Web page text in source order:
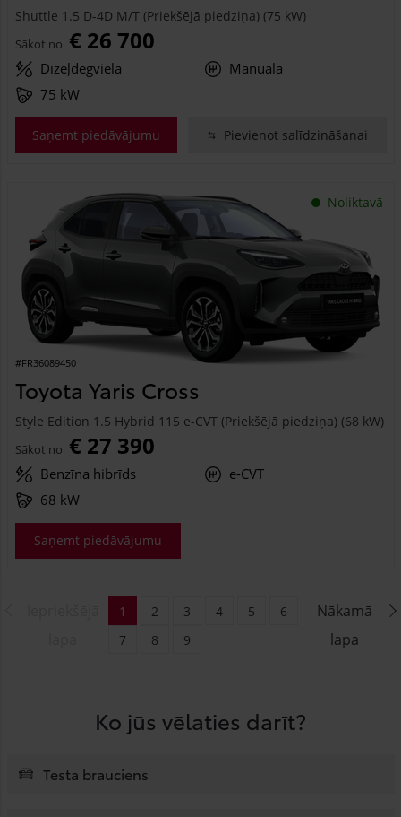
Shuttle 1.5 D-4D M/T (Priekšējā piedziņa) (75 kW)
Sākot no € 26 700
Dīzeļdegviela
Manuālā
75 kW
Saņemt piedāvājumu Pievienot salīdzināšanai
Noliktavā
#FR36089450
Toyota Yaris Cross
Style Edition 1.5 Hybrid 115 e-CVT (Priekšējā piedziņa) (68 kW)
Sākot no € 27 390
Benzīna hibrīds
e-CVT
68 kW
Saņemt piedāvājumu
Nākamā
lapa
1 2 3 4 5
6
7
8 9
Ko jūs vēlaties darīt?
Testa brauciens